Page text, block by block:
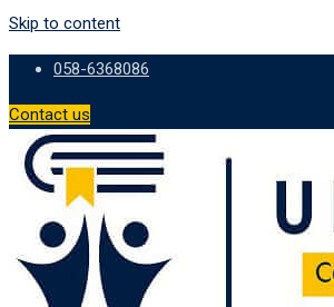
Skip to content
058-6368086
Contact us